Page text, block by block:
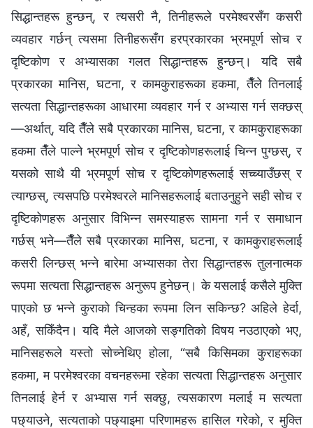
सिद्धान्तहरू हुन्छन्, र त्यसरी नै, तिनीहरूले परमेश्‍वरसँग कसरी
व्यवहार गर्छन् त्यसमा तिनीहरूसँग हरप्रकारका भ्रमपूर्ण सोच र
दृष्टिकोण र अभ्यासका गलत सिद्धान्तहरू हुन्छन्। यदि सबै
प्रकारका मानिस, घटना, र कामकुराहरूका हकमा, तैँले तिनलाई
सत्यता सिद्धान्तहरूका आधारमा व्यवहार गर्न र अभ्यास गर्न सक्छस्
—अर्थात्, यदि तैँले सबै प्रकारका मानिस, घटना, र कामकुराहरूका
हकमा तैँले पाल्ने भ्रमपूर्ण सोच र दृष्टिकोणहरूलाई चिन्न पुग्छस्, र
यसको साथै यी भ्रमपूर्ण सोच र दृष्टिकोणहरूलाई सच्च्याउँछस् र
त्याग्छस्, त्यसपछि परमेश्‍वरले मानिसहरूलाई बताउनुहुने सही सोच र
दृष्टिकोणहरू अनुसार विभिन्‍न समस्याहरू सामना गर्न र समाधान
गर्छस् भने—तैँले सबै प्रकारका मानिस, घटना, र कामकुराहरूलाई
कसरी लिन्छस् भन्‍ने बारेमा अभ्यासका तेरा सिद्धान्तहरू तुलनात्मक
रूपमा सत्यता सिद्धान्तहरू अनुरूप हुनेछन्। के यसलाई कसैले मुक्ति
पाएको छ भन्‍ने कुराको चिन्हका रूपमा लिन सकिन्छ? अहिले हेर्दा,
अहँ, सकिँदैन। यदि मैले आजको सङ्गतिको विषय नउठाएको भए,
मानिसहरूले यस्तो सोच्नेथिए होला, “सबै किसिमका कुराहरूका
हकमा, म परमेश्‍वरका वचनहरूमा रहेका सत्यता सिद्धान्तहरू अनुसार
तिनलाई हेर्न र अभ्यास गर्न सक्छु, त्यसकारण मलाई म सत्यता
पछ्याउने, सत्यताको पछ्याइमा परिणामहरू हासिल गरेको, र मुक्ति